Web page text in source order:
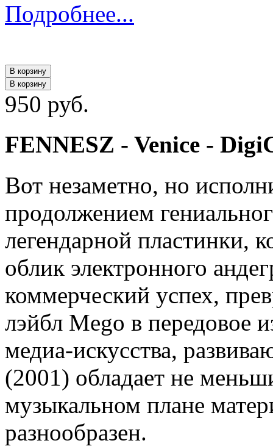
Подробнее...
В корзину
В корзину
950 руб.
FENNESZ - Venice -
Вот незаметно, но
продолжением
легендарной пластинки,
облик электронного
коммерческий успех,
лэйбл Mego в передовое
медиа-искусства,
(2001) обладает не
музыкальном плане
разнообразен.